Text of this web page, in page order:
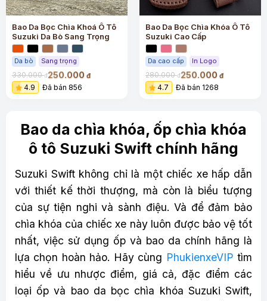
Bao Da Bọc Chìa Khoá Ô Tô
Suzuki Da Bò Sang Trọng
Da bò Sang trọng
330.000đ250.000 đ
4.9 Đã bán 856
Bao Da Bọc Chìa Khóa Ô Tô
Suzuki Cao Cấp
Da cao cấp In Logo
280.000đ250.000 đ
4.7 Đã bán 1268
Bao da chìa khóa, ốp chìa khóa
ô tô Suzuki Swift chính hãng
Suzuki Swift không chỉ là một chiếc xe hấp dẫn
với thiết kế thời thượng, mà còn là biểu tượng
của sự tiện nghi và sành điệu. Và để đảm bảo
chìa khóa của chiếc xe này luôn được bảo vệ tốt
nhất, việc sử dụng ốp và bao da chính hãng là
lựa chọn hoàn hảo. Hãy cùng PhukienxeVIP tìm
hiểu về ưu nhược điểm, giá cả, đặc điểm các
loại ốp và bao da bọc chìa khóa Suzuki Swift,